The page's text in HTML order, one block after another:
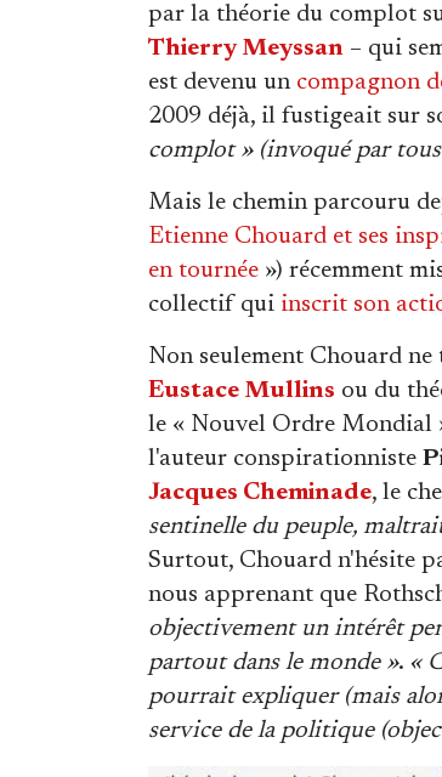
par la théorie du complot
Thierry Meyssan – qui
est devenu un compagnon
2009 déjà, il fustigeait sur
complot » (invoqué par
Mais le chemin parcouru
Etienne Chouard et ses
en tournée ») récemment
collectif qui inscrit son
Non seulement Chouard
Eustace Mullins ou du
le « Nouvel Ordre Mondial
l'auteur conspirationniste
Jacques Cheminade, le
sentinelle du peuple,
Surtout, Chouard n'hésite
nous apprenant que
objectivement un intérêt
partout dans le monde ». «
pourrait expliquer (mais
service de la politique